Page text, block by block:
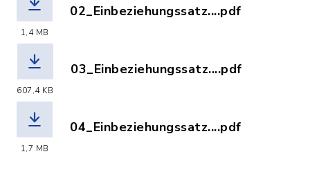
1,4 MB
02_Einbeziehungssatz....pdf
607,4 KB
03_Einbeziehungssatz....pdf
1,7 MB
04_Einbeziehungssatz....pdf